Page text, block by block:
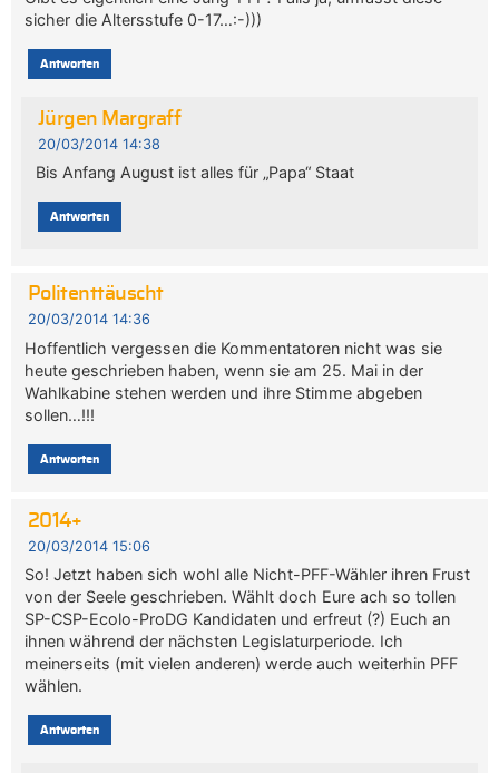
sicher die Altersstufe 0-17…:-)))
Antworten
Jürgen Margraff
20/03/2014 14:38
Bis Anfang August ist alles für „Papa“ Staat
Antworten
Politenttäuscht
20/03/2014 14:36
Hoffentlich vergessen die Kommentatoren nicht was sie
heute geschrieben haben, wenn sie am 25. Mai in der
Wahlkabine stehen werden und ihre Stimme abgeben
sollen…!!!
Antworten
2014+
20/03/2014 15:06
So! Jetzt haben sich wohl alle Nicht-PFF-Wähler ihren Frust
von der Seele geschrieben. Wählt doch Eure ach so tollen
SP-CSP-Ecolo-ProDG Kandidaten und erfreut (?) Euch an
ihnen während der nächsten Legislaturperiode. Ich
meinerseits (mit vielen anderen) werde auch weiterhin PFF
wählen.
Antworten